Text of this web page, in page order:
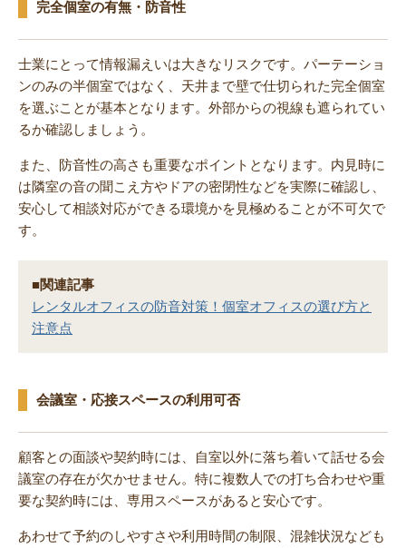
完全個室の有無・防音性
士業にとって情報漏えいは大きなリスクです。パーテーショ
ンのみの半個室ではなく、天井まで壁で仕切られた完全個室
を選ぶことが基本となります。外部からの視線も遮られてい
るか確認しましょう。
また、防音性の高さも重要なポイントとなります。内見時に
は隣室の音の聞こえ方やドアの密閉性などを実際に確認し、
安心して相談対応ができる環境かを見極めることが不可欠で
す。
■関連記事
レンタルオフィスの防音対策！個室オフィスの選び方と
注意点
会議室・応接スペースの利用可否
顧客との面談や契約時には、自室以外に落ち着いて話せる会
議室の存在が欠かせません。特に複数人での打ち合わせや重
要な契約時には、専用スペースがあると安心です。
あわせて予約のしやすさや利用時間の制限、混雑状況なども